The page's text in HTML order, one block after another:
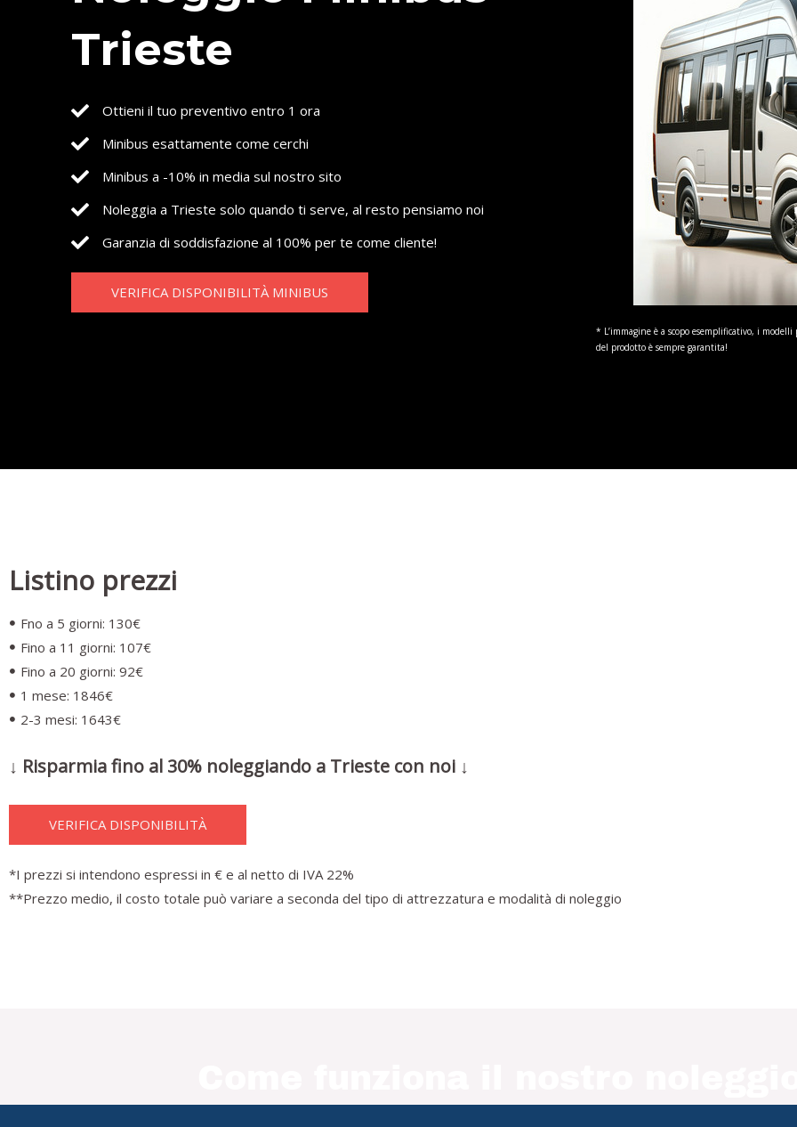
Trieste
Ottieni il tuo preventivo entro 1 ora
Minibus esattamente come cerchi
Minibus a -10% in media sul nostro sito
Noleggia a Trieste solo quando ti serve, al resto pensiamo noi
Garanzia di soddisfazione al 100% per te come cliente!
VERIFICA DISPONIBILITÀ MINIBUS
* L’immagine è a scopo esemplificativo, i
del prodotto è sempre garantita!
Listino prezzi
Fno a 5 giorni: 130€
Fino a 11 giorni: 107€
Fino a 20 giorni: 92€
1 mese: 1846€
2-3 mesi: 1643€
↓ Risparmia fino al 30% noleggiando a Trieste con noi ↓
VERIFICA DISPONIBILITÀ
*I prezzi si intendono espressi in € e al netto di IVA 22%
**Prezzo medio, il costo totale può variare a seconda del tipo di attrezzatura e modalità di noleggio